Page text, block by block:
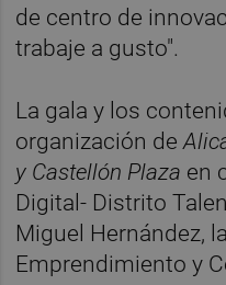
de centro de
trabaje a gusto".
La gala y los
organización de
y Castellón Plaza en
Digital- Distrito
Miguel Hernández,
Emprendimiento y